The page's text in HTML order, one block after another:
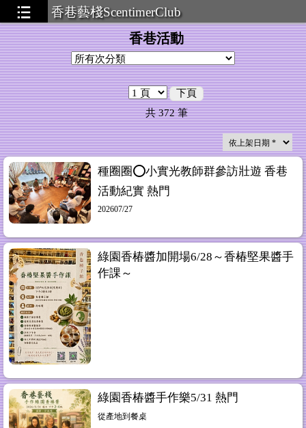
香巷藝棧ScentimerClub
香巷活動
下頁
共372筆
種圈圈⭕️小實光教師群參訪壯遊 香巷
活動紀實 熱門
202607/27
綠園香椿醬加開場6/28～香椿堅果醬手
作課～
綠園香椿醬手作樂5/31 熱門
從產地到餐桌